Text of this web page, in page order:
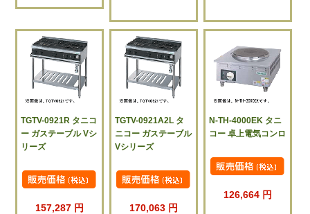
TGTV-0921R タニコ
ー ガステーブル Vシ
リーズ
157,287 円
TGTV-0921A2L タ
ニコー ガステーブル
Vシリーズ
170,063 円
N-TH-4000EK タニ
コー 卓上電気コンロ
126,664 円